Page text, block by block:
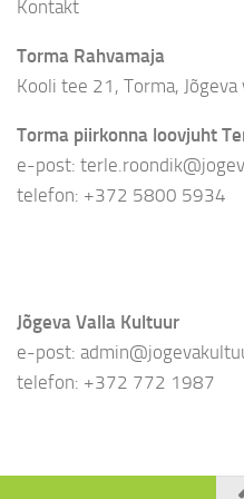
Kontakt
Torma Rahvamaja
Kooli tee 21, Torma,
Torma piirkonna loovjuht
e-post:
telefon: +372 5800 5934
Jõgeva Valla Kultuur
e-post:
telefon: +372 772 1987